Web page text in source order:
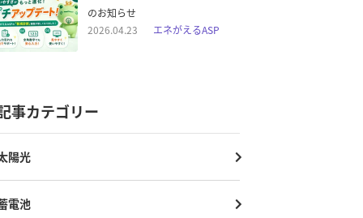
のお知らせ
2026.04.23
エネがえるASP
事カテゴリー
陽光
電池